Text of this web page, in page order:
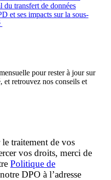
du transfert de données
et ses impacts sur la sous-
pour rester à jour sur
retrouvez nos conseils et
traitement de vos
vos droits, merci de
Politique de
DPO à l’adresse